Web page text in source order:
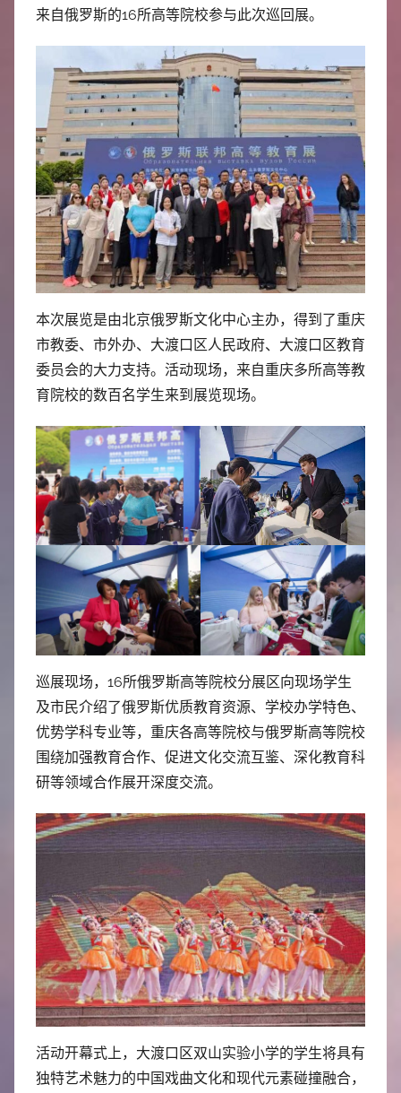
来自俄罗斯的16所高等院校参与此次巡回展。
本次展览是由北京俄罗斯文化中心主办，得到了重庆
市教委、市外办、大渡口区人民政府、大渡口区教育
委员会的大力支持。活动现场，来自重庆多所高等教
育院校的数百名学生来到展览现场。
巡展现场，16所俄罗斯高等院校分展区向现场学生
及市民介绍了俄罗斯优质教育资源、学校办学特色、
优势学科专业等，重庆各高等院校与俄罗斯高等院校
围绕加强教育合作、促进文化交流互鉴、深化教育科
研等领域合作展开深度交流。
活动开幕式上，大渡口区双山实验小学的学生将具有
独特艺术魅力的中国戏曲文化和现代元素碰撞融合，